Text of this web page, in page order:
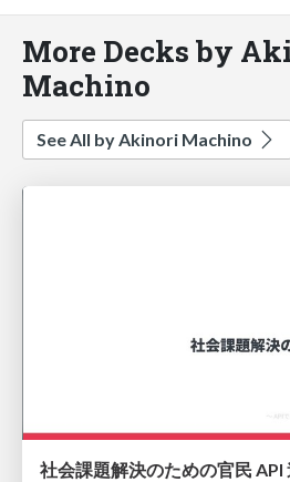
More Decks by
Machino
See All by Akinori Machino
社会課題解決のための官民 API